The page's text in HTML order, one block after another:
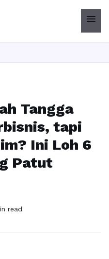
menu
Tangga
tapi
Ini Loh 6
Patut
read